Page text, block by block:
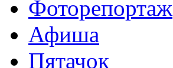
Фоторепортаж
Афиша
Пятачок